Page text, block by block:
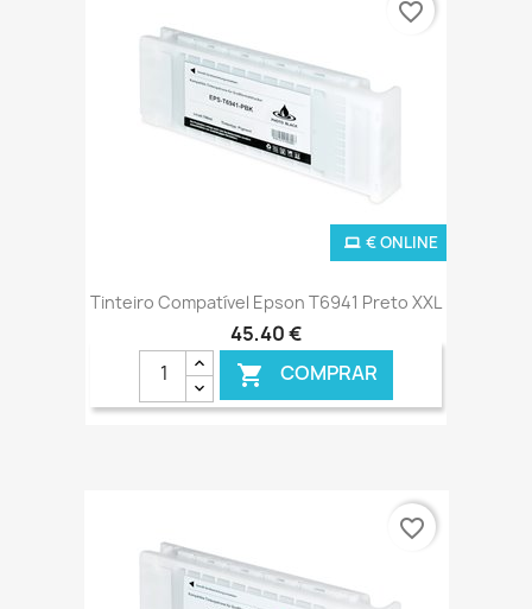
Tinteiro Compatível Epson T6941 Preto XXL
45,40 €
 COMPRAR
€ ONLINE
favorite_border
favorite_border